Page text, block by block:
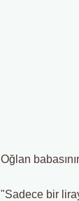
Oğlan
"Sadece bir